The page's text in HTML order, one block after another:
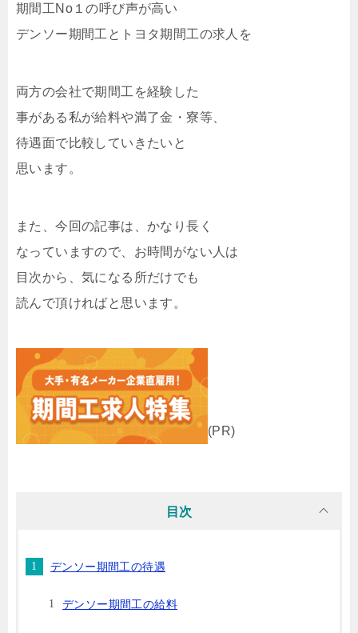
期間工No１の呼び声が高い
デンソー期間工とトヨタ期間工の求人を
両方の会社で期間工を経験した
事がある私が給料や満了金・寮等、
待遇面で比較していきたいと
思います。
また、今回の記事は、かなり長く
なっていますので、お時間がない人は
目次から、気になる所だけでも
読んで頂ければと思います。
(PR)
目次
デンソー期間工の待遇
デンソー期間工の給料